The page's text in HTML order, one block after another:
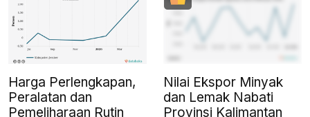
Harga Perlengkapan,
Peralatan dan
Pemeliharaan Rutin
Nilai Ekspor Minyak
dan Lemak Nabati
Provinsi Kalimantan